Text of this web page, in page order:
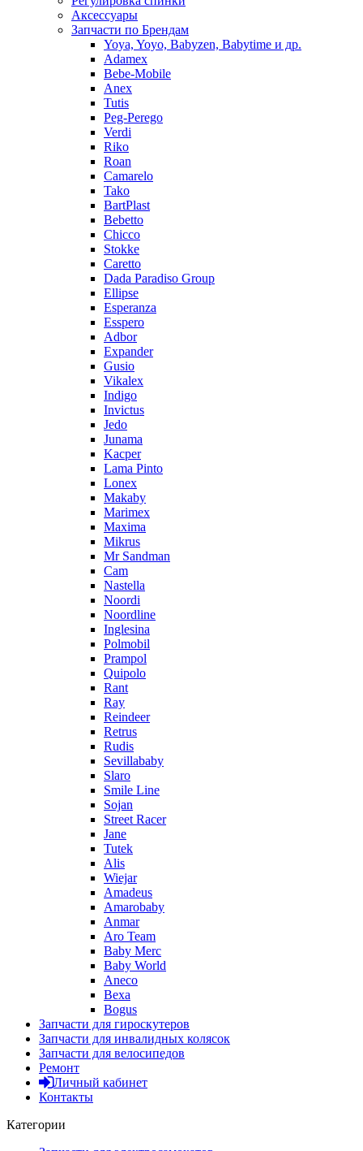
Аксессуары
Запчасти по Брендам
Yoya, Yoyo, Babyzen, Babytime и др.
Adamex
Bebe-Mobile
Anex
Tutis
Peg-Perego
Verdi
Riko
Roan
Camarelo
Tako
BartPlast
Bebetto
Chicco
Stokke
Caretto
Dada Paradiso Group
Ellipse
Esperanza
Esspero
Adbor
Expander
Gusio
Vikalex
Indigo
Invictus
Jedo
Junama
Kacper
Lama Pinto
Lonex
Makaby
Marimex
Maxima
Mikrus
Mr Sandman
Cam
Nastella
Noordi
Noordline
Inglesina
Polmobil
Prampol
Quipolo
Rant
Ray
Reindeer
Retrus
Rudis
Sevillababy
Slaro
Smile Line
Sojan
Street Racer
Jane
Tutek
Alis
Wiejar
Amadeus
Amarobaby
Anmar
Aro Team
Baby Merc
Baby World
Aneco
Bexa
Bogus
Запчасти для гироскутеров
Запчасти для инвалидных колясок
Запчасти для велосипедов
Ремонт
Личный кабинет
Контакты
Категории